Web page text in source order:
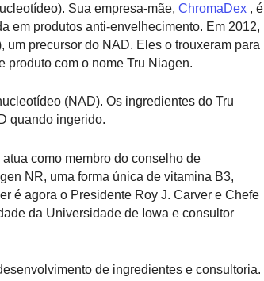
Sua empresa-mãe, ChromaDex , é
em produtos anti-envelhecimento. Em 2012,
precursor do NAD. Eles o trouxeram para
produto com o nome Tru Niagen.
(NAD). Os ingredientes do Tru
quando ingerido.
como membro do conselho de
NR, uma forma única de vitamina B3,
é agora o Presidente Roy J. Carver e Chefe
da Universidade de Iowa e consultor
de ingredientes e consultoria.